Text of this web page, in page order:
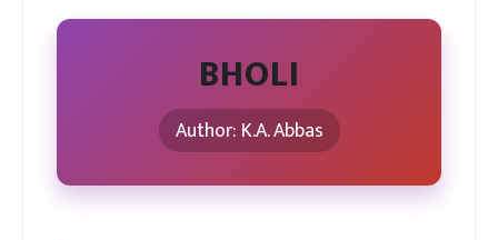
BHOLI
Author: K.A. Abbas